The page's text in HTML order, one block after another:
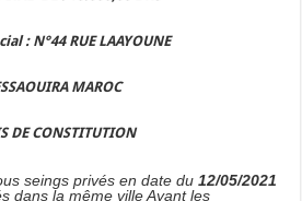
: N°44 RUE LAAYOUNE
MAROC
DE CONSTITUTION
seings privés en date du12/05/2021
dans la même ville Ayant les